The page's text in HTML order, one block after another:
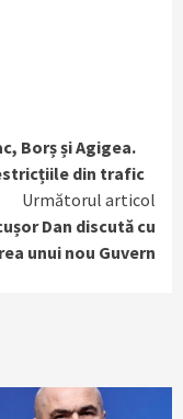
Borș și Agigea.
din trafic
Următorul articol
Dan discută cu
unui nou Guvern